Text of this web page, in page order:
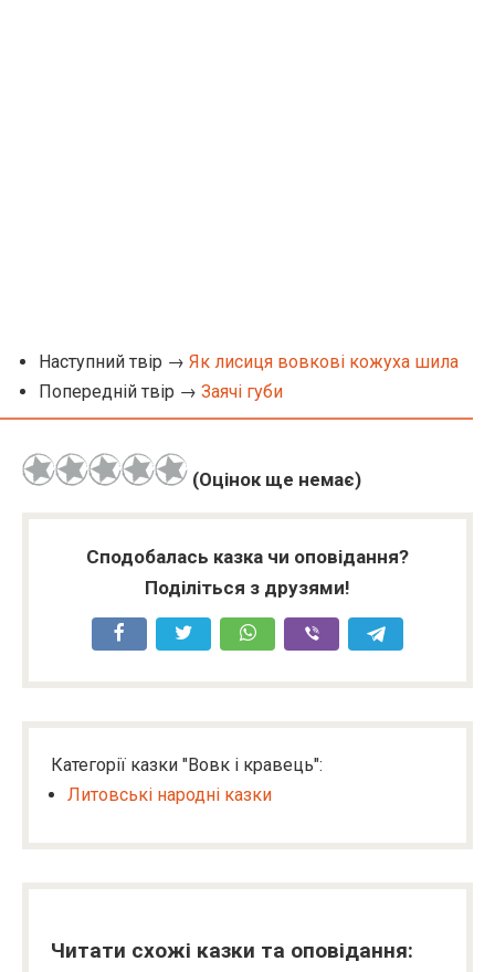
Наступний твір → Як лисиця вовкові кожуха шила
Попередній твір → Заячі губи
(Оцінок ще немає)
Сподобалась казка чи оповідання?
Поділіться з друзями!
Категорії казки "Вовк і кравець":
Литовські народні казки
Читати схожі казки та оповідання: